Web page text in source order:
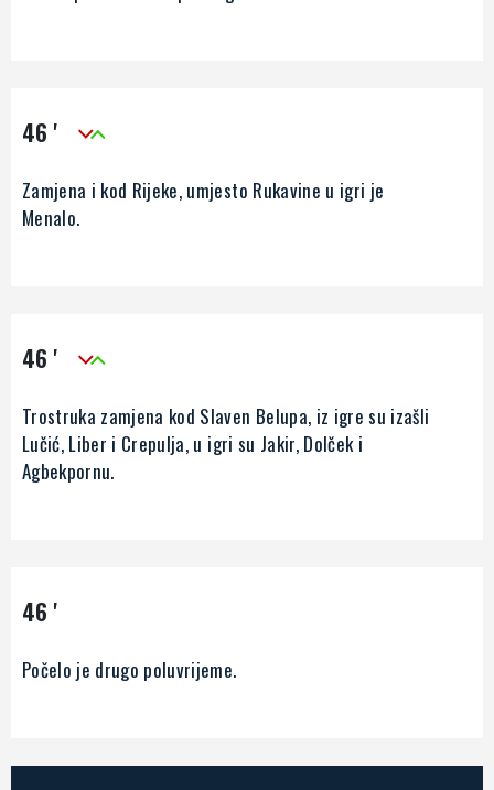
46 '
Zamjena i kod Rijeke, umjesto Rukavine u igri je
Menalo.
46 '
Trostruka zamjena kod Slaven Belupa, iz igre su izašli
Lučić, Liber i Crepulja, u igri su Jakir, Dolček i
Agbekpornu.
46 '
Počelo je drugo poluvrijeme.